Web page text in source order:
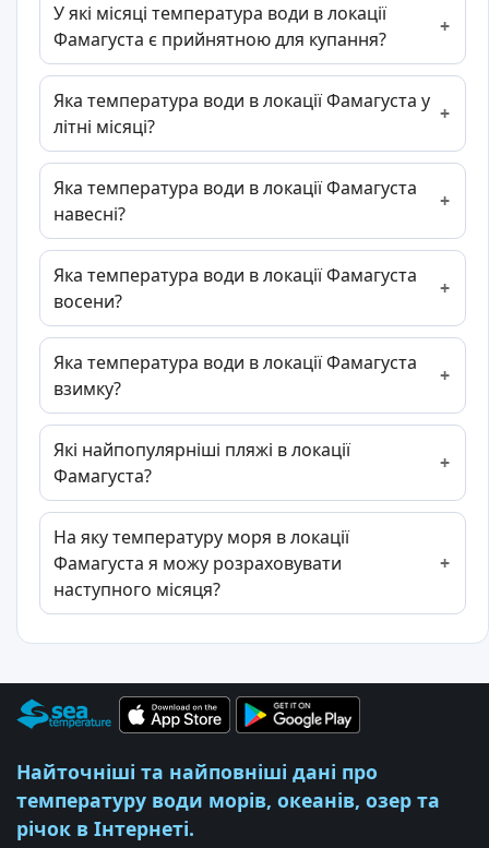
У які місяці температура води в локації
Фамагуста є прийнятною для купання?
Яка температура води в локації Фамагуста у
літні місяці?
Яка температура води в локації Фамагуста
навесні?
Яка температура води в локації Фамагуста
восени?
Яка температура води в локації Фамагуста
взимку?
Які найпопулярніші пляжі в локації
Фамагуста?
На яку температуру моря в локації
Фамагуста я можу розраховувати
наступного місяця?
Найточніші та найповніші дані про
температуру води морів, океанів, озер та
річок в Інтернеті.